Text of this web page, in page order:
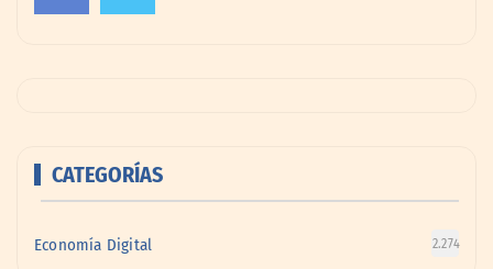
CATEGORÍAS
Economía Digital 2.274